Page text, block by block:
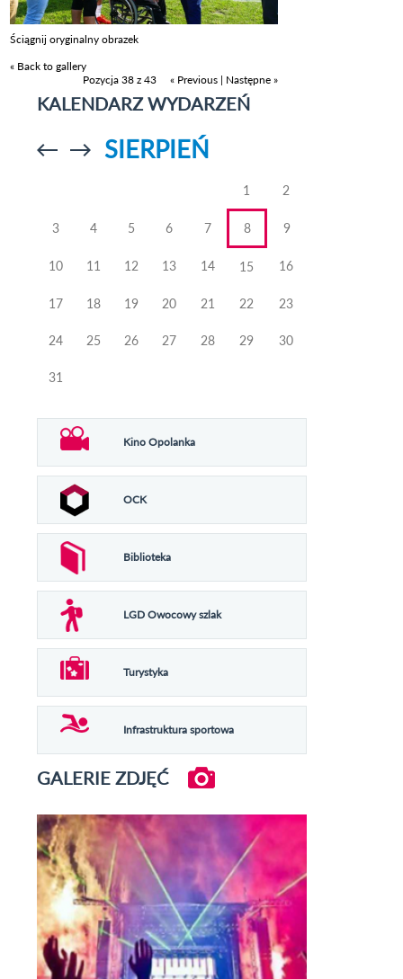
Ściągnij oryginalny obrazek
« Back to gallery
Pozycja 38 z 43
« Previous | Następne »
KALENDARZ WYDARZEŃ
Przejdź doPrzejdź do
SIERPIEŃ
1 2
3 4 5 6 7 8 9
10 11 12 13 14 15 16
17 18 19 20 21 22 23
24 25 26 27 28 29 30
31
Kino Opolanka
OCK
Biblioteka
LGD Owocowy szlak
Turystyka
Infrastruktura sportowa
GALERIE ZDJĘĆ